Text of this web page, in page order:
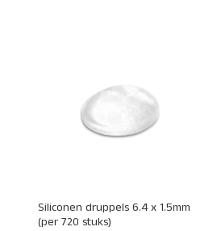
Siliconen druppels 6.4 x 1.5mm
(per 720 stuks)